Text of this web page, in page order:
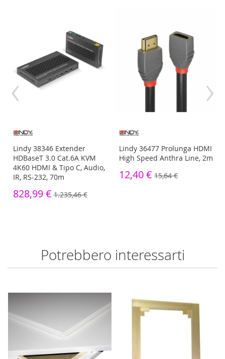
Lindy 38346 Extender
HDBaseT 3.0 Cat.6A KVM
4K60 HDMI & Tipo C, Audio,
IR, RS-232, 70m
828,99 € 1.235,46 €
Lindy 36477 Prolunga HDMI
High Speed Anthra Line, 2m
12,40 € 15,64 €
‹ ›
Potrebbero interessarti